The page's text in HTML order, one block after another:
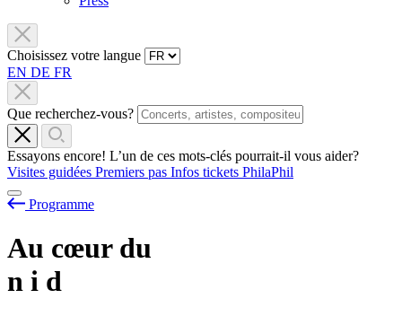
Choisissez votre langue
EN DE FR
Que recherchez-vous?
Essayons encore! L’un de ces mots-clés pourrait-il vous aider?
Visites guidées Premiers pas Infos tickets PhilaPhil
Programme
Au cœur du
n i d